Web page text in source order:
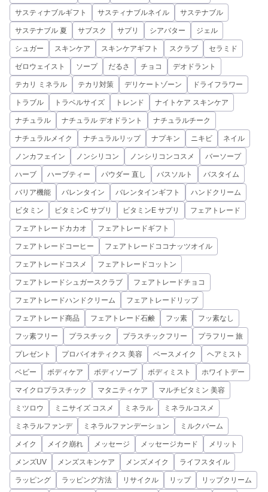
サスティナブルギフト サスティナブルネイル サステナブル
サステナブル 夏 サブスク サプリ シアバター ジェル
シュガー スキンケア スキンケアギフト スクラブ セラミド
ゼロウェイスト ソープ だるさ チョコ デオドラント
テカリ ミネラル テカリ対策 デリケートゾーン ドライフラワー
トラブル トラベルサイズ トレンド ナイトケア スキンケア
ナチュラル ナチュラル デオドラント ナチュラルチーク
ナチュラルメイク ナチュラルリップ ナプキン ニキビ ネイル
ノンカフェイン ノンシリコン ノンシリコンコスメ バーソープ
ハーブ ハーブティー パウダー 直し バスソルト バスタイム
バリア機能 バレンタイン バレンタインギフト ハンドクリーム
ビタミン ビタミンC サプリ ビタミンE サプリ フェアトレード
フェアトレードカカオ フェアトレードギフト
フェアトレードコーヒー フェアトレードココナッツオイル
フェアトレードコスメ フェアトレードコットン
フェアトレードシュガースクラブ フェアトレードチョコ
フェアトレードハンドクリーム フェアトレードリップ
フェアトレード商品 フェアトレード石鹸 フッ素 フッ素なし
フッ素フリー プラスチック プラスチックフリー プラフリー 旅
プレゼント プロバイオティクス 美容 ベースメイク ヘアミスト
ベビー ボディケア ボディソープ ボディミスト ホワイトデー
マイクロプラスチック マタニティケア マルチビタミン 美容
ミツロウ ミニサイズ コスメ ミネラル ミネラルコスメ
ミネラルファンデ ミネラルファンデーション ミルクバーム
メイク メイク崩れ メッセージ メッセージカード メリット
メンズUV メンズスキンケア メンズメイク ライフスタイル
ラッピング ラッピング方法 リサイクル リップ リップクリーム